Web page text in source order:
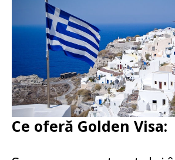
Ce oferă Golden Visa: